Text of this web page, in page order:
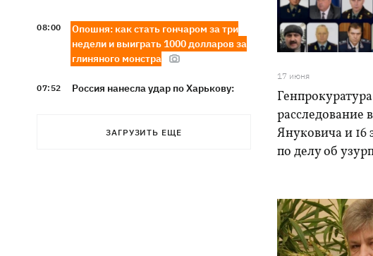
08:00
Опошня: как стать гончаром за три
недели и выиграть 1000 долларов за
глиняного монстра
07:52
Россия нанесла удар по Харькову:
ЗАГРУЗИТЬ ЕЩЕ
17 июня
расследование
Януковича и 16
по делу об